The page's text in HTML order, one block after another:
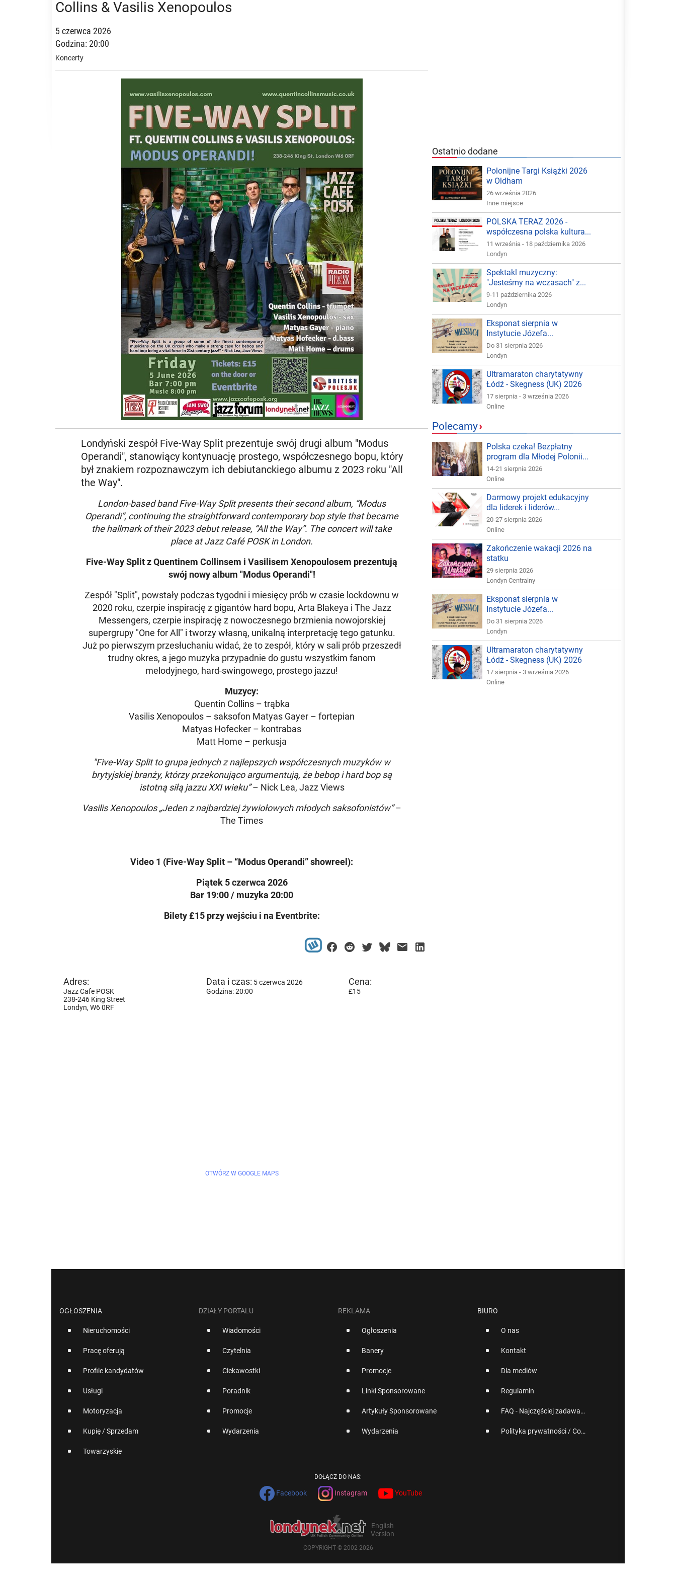
Collins & Vasilis Xenopoulos
5 czerwca 2026
Godzina: 20:00
Koncerty
Londyński zespół Five-Way Split prezentuje swój drugi album "Modus
Operandi", stanowiący kontynuację prostego, współczesnego bopu, który
był znakiem rozpoznawczym ich debiutanckiego albumu z 2023 roku "All
the Way".
London-based band Five-Way Split presents their second album, “Modus
Operandi”, continuing the straightforward contemporary bop style that became
the hallmark of their 2023 debut release, “All the Way”. The concert will take
place at Jazz Café POSK in London.
Five-Way Split z Quentinem Collinsem i Vasilisem Xenopoulosem prezentują
swój nowy album "Modus Operandi"!
Zespół "Split", powstały podczas tygodni i miesięcy prób w czasie lockdownu w
2020 roku, czerpie inspirację z gigantów hard bopu, Arta Blakeya i The Jazz
Messengers, czerpie inspirację z nowoczesnego brzmienia nowojorskiej
supergrupy "One for All" i tworzy własną, unikalną interpretację tego gatunku.
Już po pierwszym przesłuchaniu widać, że to zespół, który w sali prób przeszedł
trudny okres, a jego muzyka przypadnie do gustu wszystkim fanom
melodyjnego, hard-swingowego, prostego jazzu!
Muzycy:
Quentin Collins – trąbka
Vasilis Xenopoulos – saksofon Matyas Gayer – fortepian
Matyas Hofecker – kontrabas
Matt Home – perkusja
"Five-Way Split to grupa jednych z najlepszych współczesnych muzyków w
brytyjskiej branży, którzy przekonująco argumentują, że bebop i hard bop są
istotną siłą jazzu XXI wieku”– Nick Lea, Jazz Views
Vasilis Xenopoulos „Jeden z najbardziej żywiołowych młodych saksofonistów”–
The Times
Video 1 (Five-Way Split – “Modus Operandi” showreel):
Piątek 5 czerwca 2026
Bar 19:00 / muzyka 20:00
Bilety £15 przy wejściu i na Eventbrite:
Adres:
Jazz Cafe POSK
238-246 King Street
Londyn, W6 0RF
Data i czas: 5 czerwca 2026
Godzina: 20:00
Cena:
£15
OTWÓRZ W GOOGLE MAPS
Ostatnio dodane
Polonijne Targi Książki 2026
w Oldham
26 września 2026
Inne miejsce
POLSKA TERAZ 2026 -
współczesna polska kultura...
11 września - 18 października 2026
Londyn
Spektakl muzyczny:
"Jesteśmy na wczasach" z...
9-11 października 2026
Londyn
Eksponat sierpnia w
Instytucie Józefa...
Do 31 sierpnia 2026
Londyn
Ultramaraton charytatywny
Łódź - Skegness (UK) 2026
17 sierpnia - 3 września 2026
Online
Polecamy›
Polska czeka! Bezpłatny
program dla Młodej Polonii...
14-21 sierpnia 2026
Online
Darmowy projekt edukacyjny
dla liderek i liderów...
20-27 sierpnia 2026
Online
Zakończenie wakacji 2026 na
statku
29 sierpnia 2026
Londyn Centralny
Eksponat sierpnia w
Instytucie Józefa...
Do 31 sierpnia 2026
Londyn
Ultramaraton charytatywny
Łódź - Skegness (UK) 2026
17 sierpnia - 3 września 2026
Online
OGŁOSZENIA
Nieruchomości
Pracę oferują
Profile kandydatów
Usługi
Motoryzacja
Kupię / Sprzedam
Towarzyskie
DZIAŁY PORTALU
Wiadomości
Czytelnia
Ciekawostki
Poradnik
Promocje
Wydarzenia
REKLAMA
Ogłoszenia
Banery
Promocje
Linki Sponsorowane
Artykuły Sponsorowane
Wydarzenia
BIURO
O nas
Kontakt
Dla mediów
Regulamin
FAQ - Najczęściej zadawane pytania
Polityka prywatności / Cookies
DOŁĄCZ DO NAS:
Facebook Instagram YouTube
English
Version
COPYRIGHT © 2002-2026